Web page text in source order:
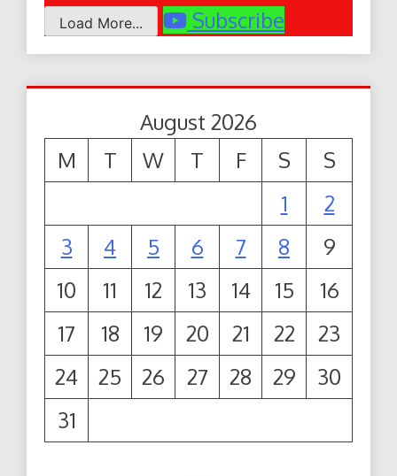
Load More... Subscribe
August 2026
M
T W T F S
S
1
2
3
4 5 6 7 8
9
10
11 12 13 14 15
16
17
18 19 20 21 22
23
24
25 26 27 28 29
30
31